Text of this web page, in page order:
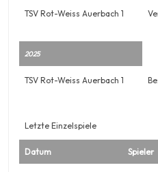
TSV Rot-Weiss Auerbach 1
2025
TSV Rot-Weiss Auerbach 1
Letzte Einzelspiele
Datum Spieler